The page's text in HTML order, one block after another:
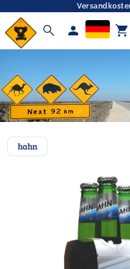
search person shopping_cart
hahn